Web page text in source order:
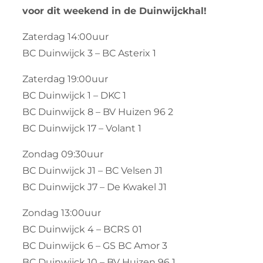
voor dit weekend in de Duinwijckhal!
Zaterdag 14:00uur
BC Duinwijck 3 – BC Asterix 1
Zaterdag 19:00uur
BC Duinwijck 1 – DKC 1
BC Duinwijck 8 – BV Huizen 96 2
BC Duinwijck 17 – Volant 1
Zondag 09:30uur
BC Duinwijck J1 – BC Velsen J1
BC Duinwijck J7 – De Kwakel J1
Zondag 13:00uur
BC Duinwijck 4 – BCRS 01
BC Duinwijck 6 – GS BC Amor 3